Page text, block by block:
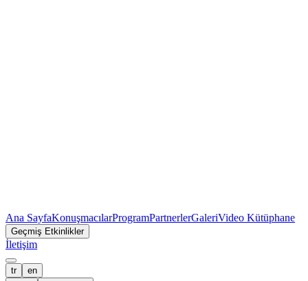
Ana SayfaKonuşmacılarProgramPartnerlerGaleriVideo Kütüphane
Geçmiş Etkinlikler
İletişim
tr
en